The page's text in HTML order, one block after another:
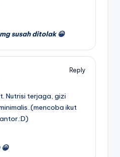
susah ditolak 😀
Reply
Nutrisi terjaga, gizi
ikut